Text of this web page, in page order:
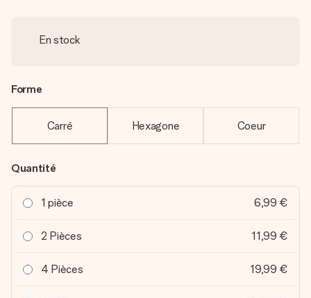
En stock
Forme
Carré Hexagone Coeur
Quantité
1 pièce 6,99 €
2 Pièces 11,99 €
4 Pièces 19,99 €